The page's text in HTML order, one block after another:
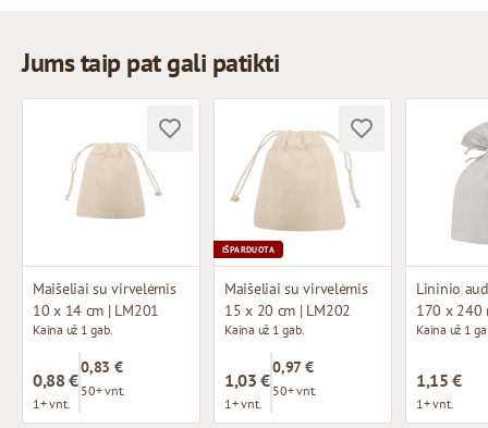
Jums taip pat gali patikti
Maišeliai su virvelėmis
10 x 14 cm | LM201
Kaina už 1 gab.
0,88 €
1+ vnt.
0,83 €
50+ vnt.
IŠPARDUOTA
Maišeliai su virvelėmis
15 x 20 cm | LM202
Kaina už 1 gab.
1,03 €
1+ vnt.
0,97 €
50+ vnt.
Lininio
170 x 240
Kaina už 1
1,15 €
1+ vnt.